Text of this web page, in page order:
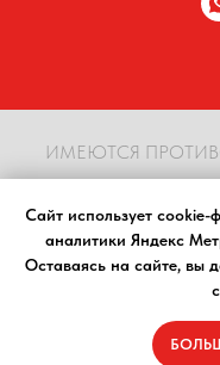
ИМЕЮТСЯ
для образовательных целей и
рекомендаций. Определение
исключительной
ответственности за
использования информации,
Сайт использует
аналитики Яндекс
Оставаясь на сайте, вы